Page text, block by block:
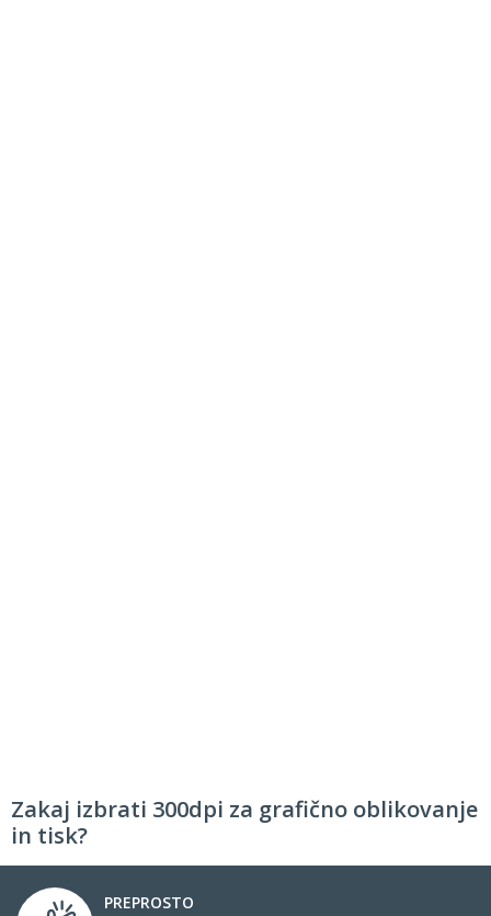
Zakaj izbrati 300dpi za grafično oblikovanje
in tisk?
PREPROSTO